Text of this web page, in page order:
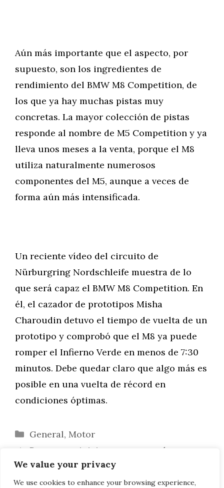
We value your privacy
We use cookies to enhance your browsing experience,
Aún más importante que el aspecto, por
supuesto, son los ingredientes de
rendimiento del BMW M8 Competition, de
los que ya hay muchas pistas muy
concretas. La mayor colección de pistas
responde al nombre de M5 Competition y ya
lleva unos meses a la venta, porque el M8
utiliza naturalmente numerosos
componentes del M5, aunque a veces de
forma aún más intensificada.
Un reciente vídeo del circuito de
Nürburgring Nordschleife muestra de lo
que será capaz el BMW M8 Competition. En
él, el cazador de prototipos Misha
Charoudin detuvo el tiempo de vuelta de un
prototipo y comprobó que el M8 ya puede
romper el Infierno Verde en menos de 7:30
minutos. Debe quedar claro que algo más es
posible en una vuelta de récord en
condiciones óptimas.
Categorías
General, Motor
Pasos para iniciar su proceso de
digitalización III
BMW X2 M35i: Más fotos del F39 de